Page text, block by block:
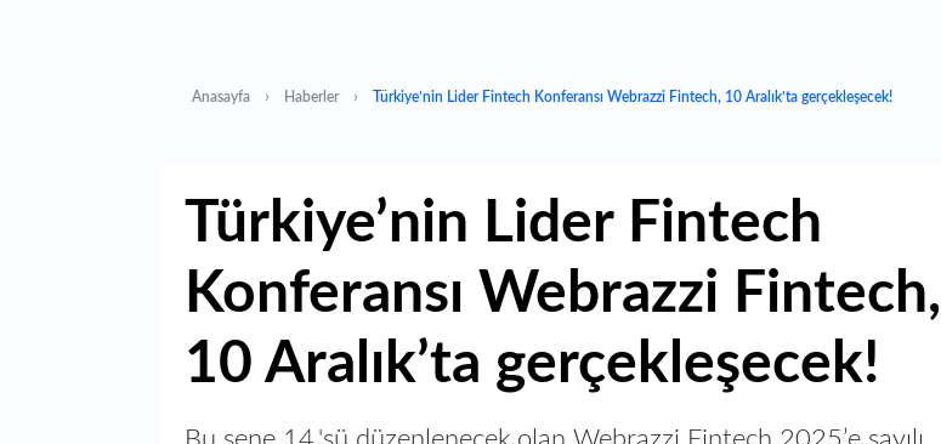
Anasayfa Haberler Türkiye’nin Lider Fintech Konferansı Webrazzi Fintech, 10 Aralık’ta gerçekleşecek!
Türkiye’nin Lider Fintech
Konferansı Webrazzi Fintech,
10 Aralık’ta gerçekleşecek!